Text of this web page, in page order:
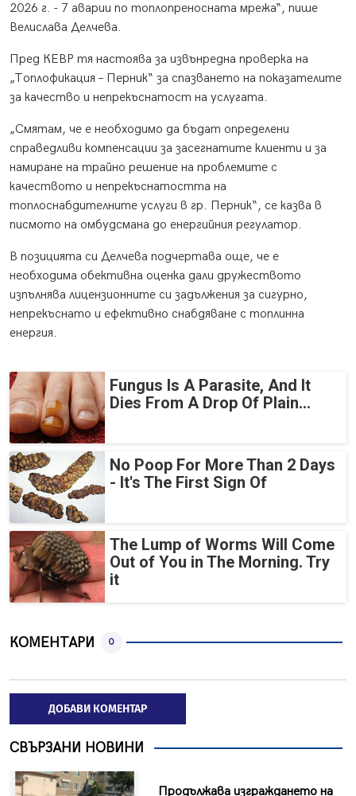
2026 г. - 7 аварии по топлопреносната мрежа“, пише
Велислава Делчева.
Пред КЕВР тя настоява за извънредна проверка на
„Топлофикация – Перник“ за спазването на показателите
за качество и непрекъснатост на услугата.
„Смятам, че е необходимо да бъдат определени
справедливи компенсации за засегнатите клиенти и за
намиране на трайно решение на проблемите с
качеството и непрекъснатостта на
топлоснабдителните услуги в гр. Перник“, се казва в
писмото на омбудсмана до енергийния регулатор.
В позицията си Делчева подчертава още, че е
необходима обективна оценка дали дружеството
изпълнява лицензионните си задължения за сигурно,
непрекъснато и ефективно снабдяване с топлинна
енергия.
Fungus Is A Parasite, And It
Dies From A Drop Of Plain...
No Poop For More Than 2 Days
- It's The First Sign Of
The Lump of Worms Will Come
Out of You in The Morning. Try
it
КОМЕНТАРИ 0
ДОБАВИ КОМЕНТАР
СВЪРЗАНИ НОВИНИ
Продължава изграждането на